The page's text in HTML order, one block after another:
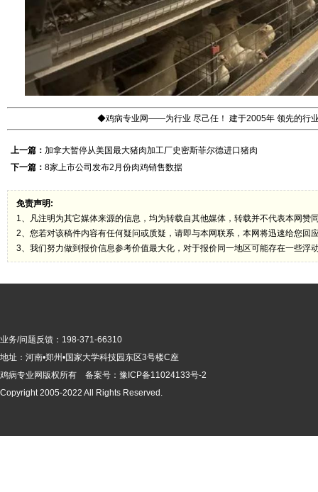
◆鸡病专业网——为行业 尽己任！ 建于2005年 领先的行
上一篇： 加拿大暂停从美国最大猪肉加工厂史密斯菲尔德进口猪肉
下一篇： 8家上市公司发布2月份肉鸡销售数据
免责声明:
1、凡注明为其它媒体来源的信息，均为转载自其他媒体，转载并不代表本网赞
2、您若对该稿件内容有任何疑问或质疑，请即与本网联系，本网将迅速给您回
3、我们努力做到报价信息参考价值最大化，对于报价同一地区可能存在一些浮
业务/问题反馈：198-371-66310
地址：河南•郑州•国家大学科技园东区3号楼C座
鸡病专业网版权所有 备案号： 豫ICP备11024133号-2
Copyright 2005-2022 All Rights Reserved.